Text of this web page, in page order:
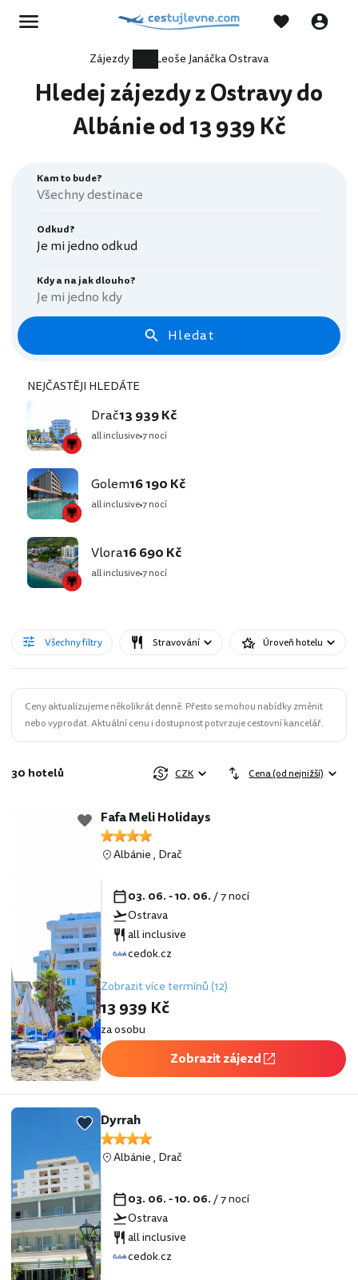
Zájezdy Leoše Janáčka Ostrava
Hledej zájezdy z Ostravy do
Albánie od 13 939 Kč
Kam to bude?
Odkud?
Je mi jedno odkud
Kdy a na jak dlouho?
Je mi jedno kdy
Hledat
NEJČASTĚJI HLEDÁTE
Drač13 939 Kč
all inclusive7 nocí
Golem16 190 Kč
all inclusive7 nocí
Vlora16 690 Kč
all inclusive7 nocí
Všechny filtry Stravování Úroveň hotelu
Ceny aktualizujeme několikrát denně. Přesto se mohou nabídky změnit
nebo vyprodat. Aktuální cenu i dostupnost potvrzuje cestovní kancelář.
30 hotelů CZK Cena (od nejnižší)
Fafa Meli Holidays
Albánie, Drač
03. 06. - 10. 06./ 7 nocí
Ostrava
all inclusive
cedok.cz
Zobrazit více termínů (12)
13 939 Kč
za osobu
Zobrazit zájezd
Dyrrah
Albánie, Drač
03. 06. - 10. 06./ 7 nocí
Ostrava
all inclusive
cedok.cz